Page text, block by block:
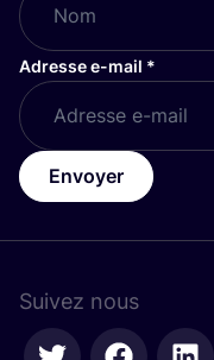
Adresse e-mail *
Envoyer
Suivez nous